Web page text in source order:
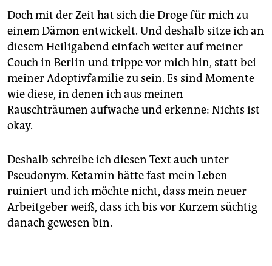
Doch mit der Zeit hat sich die Droge für mich zu
einem Dämon entwickelt. Und deshalb sitze ich an
diesem Heiligabend einfach weiter auf meiner
Couch in Berlin und trippe vor mich hin, statt bei
meiner Adoptivfamilie zu sein. Es sind Momente
wie diese, in denen ich aus meinen
Rauschträumen aufwache und erkenne: Nichts ist
okay.
Deshalb schreibe ich diesen Text auch unter
Pseudonym. Ketamin hätte fast mein Leben
ruiniert und ich möchte nicht, dass mein neuer
Arbeitgeber weiß, dass ich bis vor Kurzem süchtig
danach gewesen bin.